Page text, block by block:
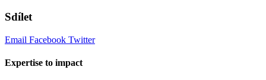
Sdílet
Email Facebook Twitter
Expertise to impact